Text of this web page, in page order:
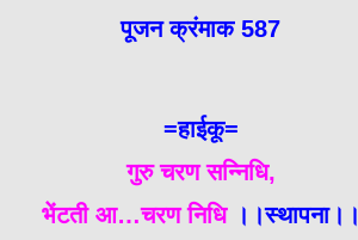
पूजन क्रंमाक 587
=हाईकू=
गुरु चरण सन्निधि,
भेंटती आ…चरण निधि ।।स्थापना।।